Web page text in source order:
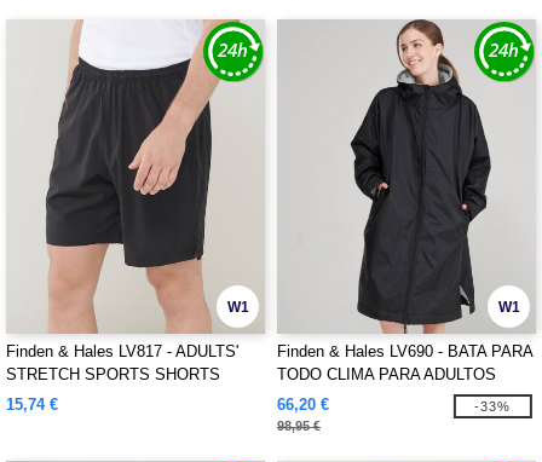
W1
Finden & Hales LV817 - ADULTS'
STRETCH SPORTS SHORTS
15,74 €
W1
Finden & Hales LV690 - BATA PARA
TODO CLIMA PARA ADULTOS
66,20 €
98,95 €
-33%